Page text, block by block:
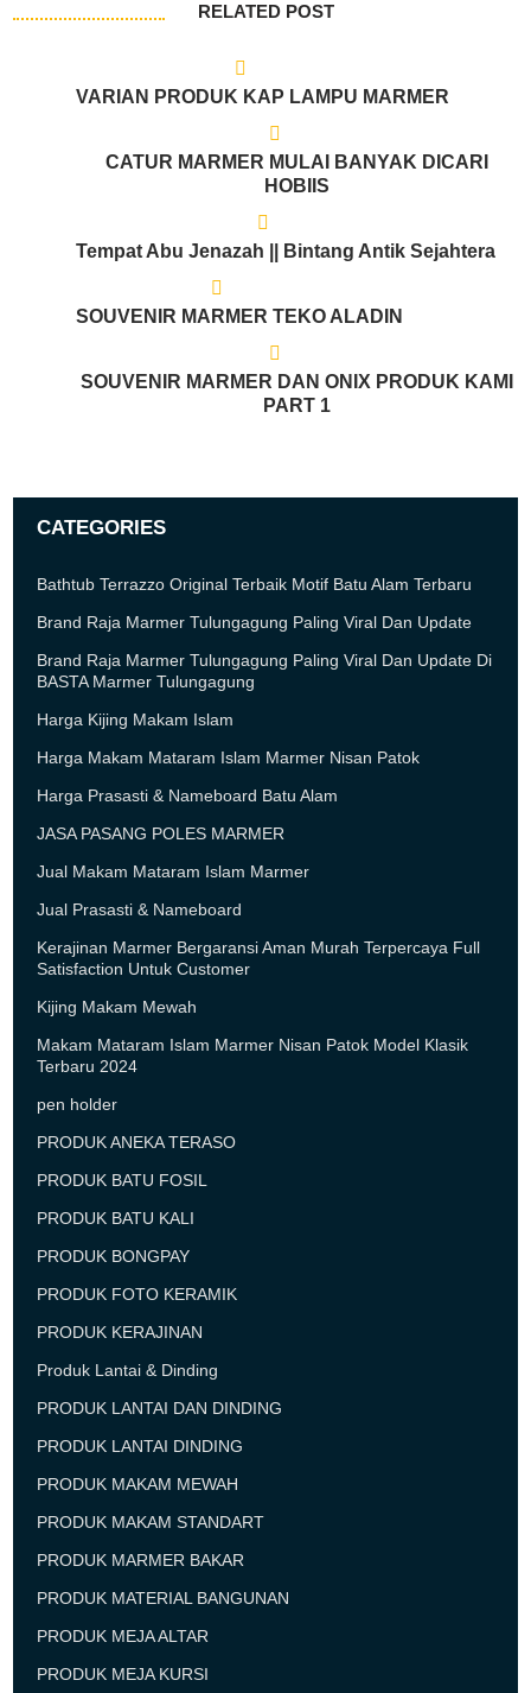
RELATED POST
VARIAN PRODUK KAP LAMPU MARMER
CATUR MARMER MULAI BANYAK DICARI
HOBIIS
Tempat Abu Jenazah || Bintang Antik Sejahtera
SOUVENIR MARMER TEKO ALADIN
SOUVENIR MARMER DAN ONIX PRODUK KAMI
PART 1
CATEGORIES
Bathtub Terrazzo Original Terbaik Motif Batu Alam Terbaru
Brand Raja Marmer Tulungagung Paling Viral Dan Update
Brand Raja Marmer Tulungagung Paling Viral Dan Update Di
BASTA Marmer Tulungagung
Harga Kijing Makam Islam
Harga Makam Mataram Islam Marmer Nisan Patok
Harga Prasasti & Nameboard Batu Alam
JASA PASANG POLES MARMER
Jual Makam Mataram Islam Marmer
Jual Prasasti & Nameboard
Kerajinan Marmer Bergaransi Aman Murah Terpercaya Full
Satisfaction Untuk Customer
Kijing Makam Mewah
Makam Mataram Islam Marmer Nisan Patok Model Klasik
Terbaru 2024
pen holder
PRODUK ANEKA TERASO
PRODUK BATU FOSIL
PRODUK BATU KALI
PRODUK BONGPAY
PRODUK FOTO KERAMIK
PRODUK KERAJINAN
Produk Lantai & Dinding
PRODUK LANTAI DAN DINDING
PRODUK LANTAI DINDING
PRODUK MAKAM MEWAH
PRODUK MAKAM STANDART
PRODUK MARMER BAKAR
PRODUK MATERIAL BANGUNAN
PRODUK MEJA ALTAR
PRODUK MEJA KURSI